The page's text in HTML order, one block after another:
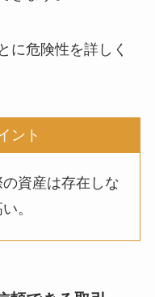
に危険性を詳しく
ント
資産は存在しな
。